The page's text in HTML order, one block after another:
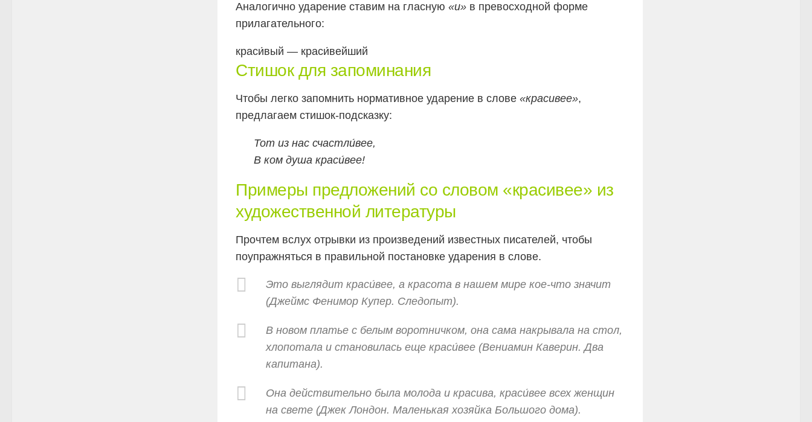
Аналогично ударение ставим на гласную «и» в превосходной форме
прилагательного:
краси́вый — краси́вейший
Стишок для запоминания
Чтобы легко запомнить нормативное ударение в слове «красивее»,
предлагаем стишок-подсказку:
Тот из нас счастли́вее,
В ком душа краси́вее!
Примеры предложений со словом «красивее» из
художественной литературы
Прочтем вслух отрывки из произведений известных писателей, чтобы
поупражняться в правильной постановке ударения в слове.
Это выглядит краси́вее, а красота в нашем мире кое-что значит
(Джеймс Фенимор Купер. Следопыт).
В новом платье с белым воротничком, она сама накрывала на стол,
хлопотала и становилась еще краси́вее (Вениамин Каверин. Два
капитана).
Она действительно была молода и красива, краси́вее всех женщин
на свете (Джек Лондон. Маленькая хозяйка Большого дома).